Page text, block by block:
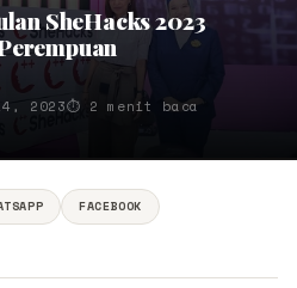
SheHacks 2023
2023⏱ 2 menit baca
FACEBOOK